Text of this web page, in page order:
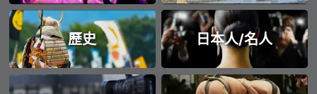
歷史 日本人/名人